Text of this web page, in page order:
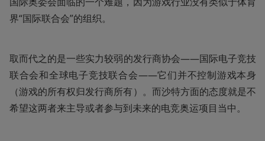
界“国际联合会”的组织。
取而代之的是一些实力较弱的发行商协会——国际电子竞技
联合会和全球电子竞技联合会——它们并不控制游戏本身
（游戏的所有权归发行商所有）。而沙特方面的态度就是不
希望这两者来主导或者参与到未来的电竞奥运项目当中。